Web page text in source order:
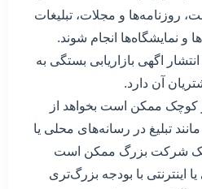
روزنامه‌ها و مجلات، تبلیغات
و نمایشگاه‌ها انجام شوند.
اگهی بازاریابی بستگی به
آن دارد.
کوچک ممکن است بخواهد از
تبلیغ در رسانه‌های محلی یا
یک شرکت بزرگ ممکن است
یا اینترنتی با بودجه بزرگ‌تری